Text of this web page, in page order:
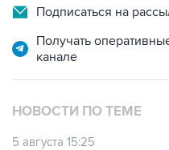
Подписаться на
Получать
канале
НОВОСТИ ПО ТЕМЕ
5 августа 15:25